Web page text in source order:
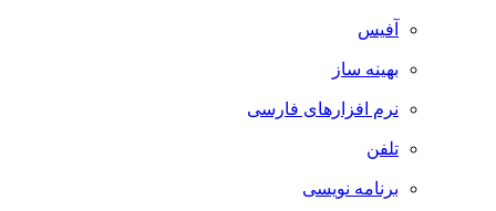
آفیس
بهینه ساز
نرم افزارهای فارسی
تلفن
برنامه نویسی